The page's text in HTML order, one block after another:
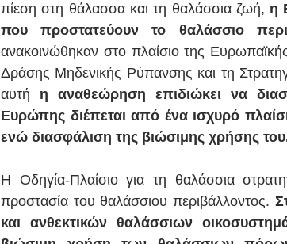
πίεση στη θάλασσα και τη θαλάσσια ζωή, η
που προστατεύουν το θαλάσσιο
ανακοινώθηκαν στο πλαίσιο της
Δράσης Μηδενικής Ρύπανσης και τη
αυτή η αναθεώρηση επιδιώκει να
Ευρώπης διέπεται από ένα ισχυρό
ενώ διασφάλιση της βιώσιμης χρήσης
Η Οδηγία-Πλαίσιο για τη θαλάσσια
προστασία του θαλάσσιου περιβάλλοντος.
και ανθεκτικών θαλάσσιων